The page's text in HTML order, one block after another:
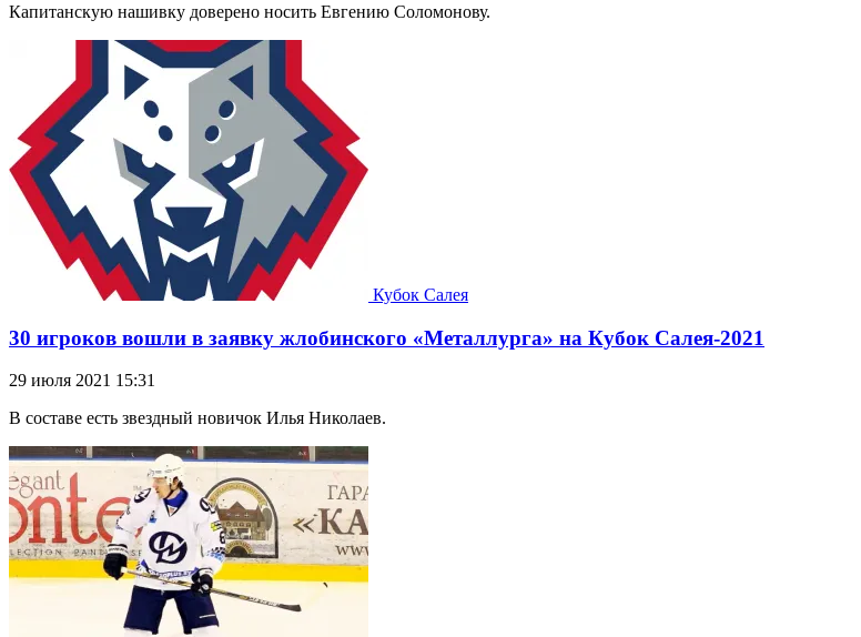
Капитанскую нашивку доверено носить Евгению Соломонову.
Кубок Салея
30 игроков вошли в заявку жлобинского «Металлурга» на Кубок Салея-2021
29 июля 2021 15:31
В составе есть звездный новичок Илья Николаев.